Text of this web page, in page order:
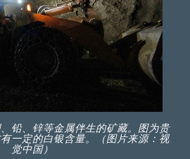
铅、锌等金属伴生的矿藏。图为贵
一定的白银含量。（图片来源：视
觉中国）